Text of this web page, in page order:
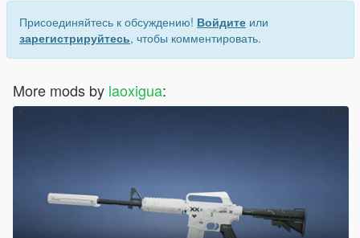
Присоединяйтесь к обсуждению! Войдите или
зарегистрируйтесь, чтобы комментировать.
More mods by laoxigua: